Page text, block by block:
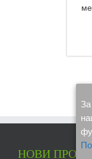
НОВИ